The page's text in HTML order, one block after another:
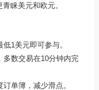
睐美元和欧元。
1美元即可参与。
多数交易在10分钟内完
单簿，减少滑点。